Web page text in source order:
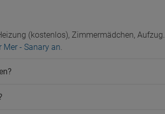
(kostenlos), Zimmermädchen, Aufzug.
- Sanary an.